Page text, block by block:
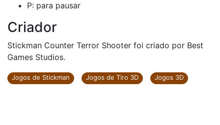
P: para pausar
Criador
Stickman Counter Terror Shooter foi criado por Best
Games Studios.
Jogos de Stickman Jogos de Tiro 3D Jogos 3D